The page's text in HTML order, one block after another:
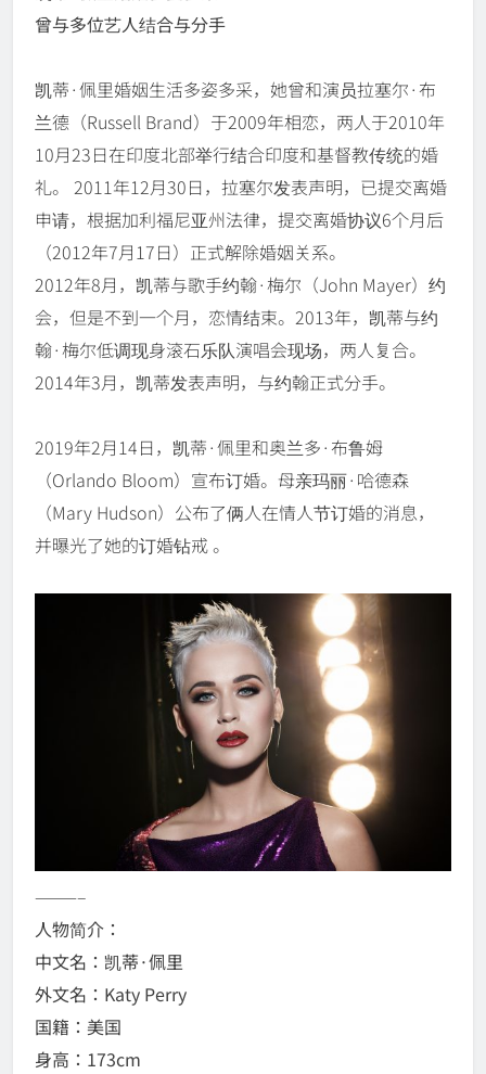
曾与多位艺人结合与分手
凯蒂·佩里婚姻生活多姿多采，她曾和演员拉塞尔·布
兰德（Russell Brand）于2009年相恋，两人于2010年
10月23日在印度北部举行结合印度和基督教传统的婚
礼。 2011年12月30日，拉塞尔发表声明，已提交离婚
申请，根据加利福尼亚州法律，提交离婚协议6个月后
（2012年7月17日）正式解除婚姻关系。
2012年8月，凯蒂与歌手约翰·梅尔（John Mayer）约
会，但是不到一个月，恋情结束。2013年，凯蒂与约
翰·梅尔低调现身滚石乐队演唱会现场，两人复合。
2014年3月，凯蒂发表声明，与约翰正式分手。
2019年2月14日，凯蒂·佩里和奥兰多·布鲁姆
（Orlando Bloom）宣布订婚。母亲玛丽·哈德森
（Mary Hudson）公布了俩人在情人节订婚的消息，
并曝光了她的订婚钻戒 。
———–
人物简介：
中文名：凯蒂·佩里
外文名：Katy Perry
国籍：美国
身高：173cm